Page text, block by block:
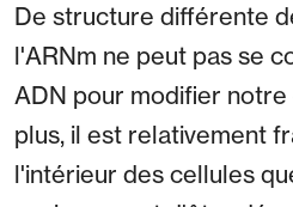
De structure différente
l'ARNm ne peut pas se
ADN pour modifier
plus, il est relativement
l'intérieur des cellules